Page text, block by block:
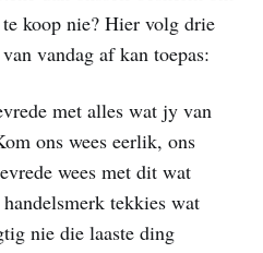
koop nie? Hier volg drie
vandag af kan toepas:
met alles wat jy van
ons wees eerlik, ons
wees met dit wat
tekkies wat
nie die laaste ding